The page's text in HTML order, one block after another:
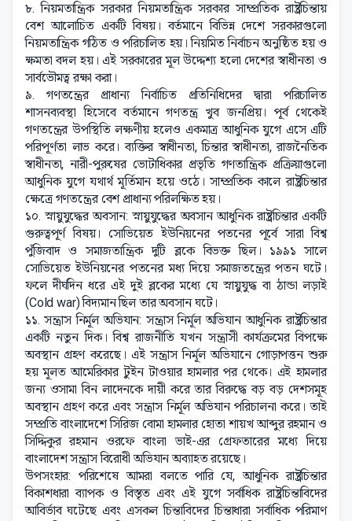
৮. নিয়মতান্ত্রিক সরকার নিয়মতান্ত্রিক সরকার সাম্প্রতিক রাষ্ট্রচিন্তায়
বেশ আলোচিত একটি বিষয়। বর্তমানে বিভিন্ন দেশে সরকারগুলো
নিয়মতান্ত্রিক গঠিত ও পরিচালিত হয়। নিয়মিত নির্বাচন অনুষ্ঠিত হয় ও
ক্ষমতা বদল হয়। এই সরকারের মূল উদ্দেশ্য হলো দেশের স্বাধীনতা ও
সার্বভৌমত্ব রক্ষা করা।
৯. গণতন্ত্রের প্রাধান্য নির্বাচিত প্রতিনিধিদের দ্বারা পরিচালিত
শাসনব্যবস্থা হিসেবে বর্তমানে গণতন্ত্র খুব জনপ্রিয়। পূর্ব থেকেই
গণতন্ত্রের উপস্থিতি লক্ষণীয় হলেও একমাত্র আধুনিক যুগে এসে এটি
পরিপূর্ণতা লাভ করে। ব্যক্তির স্বাধীনতা, চিন্তার স্বাধীনতা, রাজনৈতিক
স্বাধীনতা, নারী-পুরুষের ভোটাধিকার প্রভৃতি গণতান্ত্রিক প্রক্রিয়াগুলো
আধুনিক যুগে যথার্থ মূর্তিমান হয়ে ওঠে। সাম্প্রতিক কালে রাষ্ট্রচিন্তার
ক্ষেত্রে গণতন্ত্রের বেশ প্রাধান্য পরিলক্ষিত হয়।
১০. স্নায়ুযুদ্ধের অবসান: স্নায়ুযুদ্ধের অবসান আধুনিক রাষ্ট্রচিন্তার একটি
গুরুত্বপূর্ণ বিষয়। সোভিয়েত ইউনিয়নের পতনের পূর্বে সারা বিশ্ব
পুঁজিবাদ ও সমাজতান্ত্রিক দুটি ব্লকে বিভক্ত ছিল। ১৯৯১ সালে
সোভিয়েত ইউনিয়নের পতনের মধ্য দিয়ে সমাজতন্ত্রের পতন ঘটে।
ফলে দীর্ঘদিন ধরে এই দুই ব্লকের মধ্যে যে স্নায়ুযুদ্ধ বা ঠান্ডা লড়াই
(Cold war) বিদ্যমান ছিল তার অবসান ঘটে।
১১. সন্ত্রাস নির্মূল অভিযান: সন্ত্রাস নির্মূল অভিযান আধুনিক রাষ্ট্রচিন্তার
একটি নতুন দিক। বিশ্ব রাজনীতি যখন সন্ত্রাসী কার্যক্রমের বিপক্ষে
অবস্থান গ্রহণ করেছে। এই সন্ত্রাস নির্মূল অভিযানে গোড়াপত্তন শুরু
হয় মূলত আমেরিকার টুইন টাওয়ার হামলার পর থেকে। এই হামলার
জন্য ওসামা বিন লাদেনকে দায়ী করে তার বিরুদ্ধে বড় বড় দেশসমূহ
অবস্থান গ্রহণ করে এবং সন্ত্রাস নির্মূল অভিযান পরিচালনা করে। তাই
সম্প্রতি বাংলাদেশে সিরিজ বোমা হামলার হোতা শায়খ আব্দুর রহমান ও
সিদ্দিকুর রহমান ওরফে বাংলা ভাই-এর গ্রেফতারের মধ্যে দিয়ে
বাংলাদেশ সন্ত্রাস বিরোধী অভিযান অব্যাহত রয়েছে।
উপসংহার: পরিশেষে আমরা বলতে পারি যে, আধুনিক রাষ্ট্রচিন্তার
বিকাশধারা ব্যাপক ও বিস্তৃত এবং এই যুগে সর্বাধিক রাষ্ট্রচিন্তাবিদের
আবির্ভাব ঘটেছে এবং এসকল চিন্তাবিদের চিন্তাধারা সর্বাধিক পরিমাণ